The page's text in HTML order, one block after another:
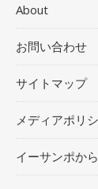
About
お問い合わせ
サイトマップ
メディアポリ
イーサンポか